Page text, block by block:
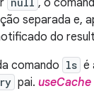
, o
separada e,
do
comando ls é
pai. useCache